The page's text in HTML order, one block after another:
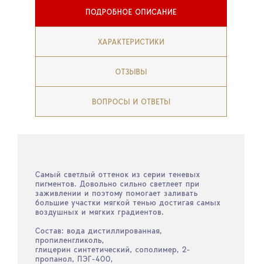
ПОДРОБНОЕ ОПИСАНИЕ
ХАРАКТЕРИСТИКИ
ОТЗЫВЫ
ВОПРОСЫ И ОТВЕТЫ
Самый светлый оттенок из серии теневых
пигментов. Довольно сильно светлеет при
заживлении и поэтому помогает заливать
большие участки мягкой тенью достигая самых
воздушных и мягких градиентов.
Состав: вода дистиллированная,
пропиленгликоль,
глицерин синтетический, сополимер, 2-
пропанол, ПЭГ-400,